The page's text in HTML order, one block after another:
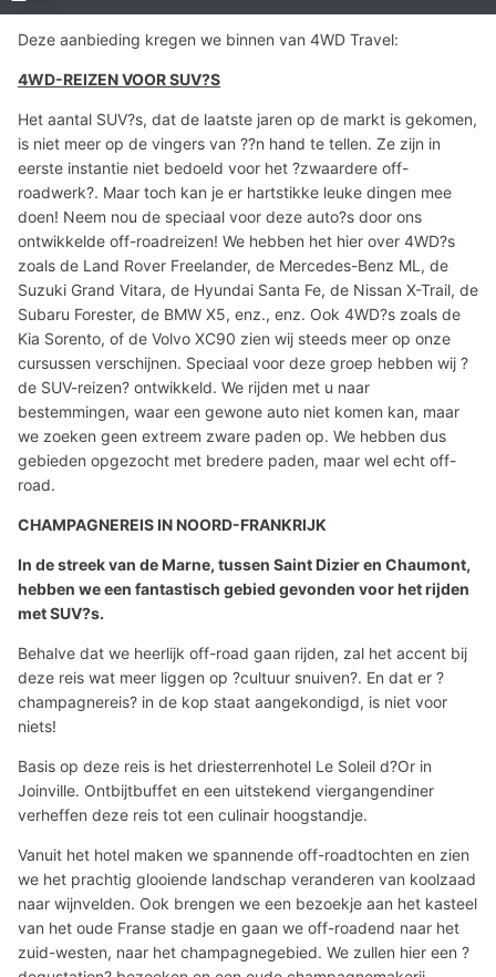
Deze aanbieding kregen we binnen van 4WD Travel:
4WD-REIZEN VOOR SUV?S
Het aantal SUV?s, dat de laatste jaren op de markt is gekomen,
is niet meer op de vingers van ??n hand te tellen. Ze zijn in
eerste instantie niet bedoeld voor het ?zwaardere off-
roadwerk?. Maar toch kan je er hartstikke leuke dingen mee
doen! Neem nou de speciaal voor deze auto?s door ons
ontwikkelde off-roadreizen! We hebben het hier over 4WD?s
zoals de Land Rover Freelander, de Mercedes-Benz ML, de
Suzuki Grand Vitara, de Hyundai Santa Fe, de Nissan X-Trail, de
Subaru Forester, de BMW X5, enz., enz. Ook 4WD?s zoals de
Kia Sorento, of de Volvo XC90 zien wij steeds meer op onze
cursussen verschijnen. Speciaal voor deze groep hebben wij ?
de SUV-reizen? ontwikkeld. We rijden met u naar
bestemmingen, waar een gewone auto niet komen kan, maar
we zoeken geen extreem zware paden op. We hebben dus
gebieden opgezocht met bredere paden, maar wel echt off-
road.
CHAMPAGNEREIS IN NOORD-FRANKRIJK
In de streek van de Marne, tussen Saint Dizier en Chaumont,
hebben we een fantastisch gebied gevonden voor het rijden
met SUV?s.
Behalve dat we heerlijk off-road gaan rijden, zal het accent bij
deze reis wat meer liggen op ?cultuur snuiven?. En dat er ?
champagnereis? in de kop staat aangekondigd, is niet voor
niets!
Basis op deze reis is het driesterrenhotel Le Soleil d?Or in
Joinville. Ontbijtbuffet en een uitstekend viergangendiner
verheffen deze reis tot een culinair hoogstandje.
Vanuit het hotel maken we spannende off-roadtochten en zien
we het prachtig glooiende landschap veranderen van koolzaad
naar wijnvelden. Ook brengen we een bezoekje aan het kasteel
van het oude Franse stadje en gaan we off-roadend naar het
zuid-westen, naar het champagnegebied. We zullen hier een ?